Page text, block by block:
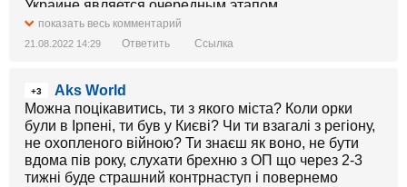
Украине является очередным этапом
реорганизации геополитического пространства
Евразии со стороны Соединенных Штатов, главная
пространства, способного ограничивать военные и
экономические интересы США" - заявил Александр
Дугин на совместной с лидером украинской партии
"Братство" Дмитро Корчинским пресс конференции
в РИА "Новости".
показать весь комментарий
21.08.2022 14:29 Ответить Ссылка
+3
Aks World
Можна поцікавитись, ти з якого міста? Коли орки
були в Ірпені, ти був у Києві? Чи ти взагалі з регіону,
не охопленого війною? Ти знаєш як воно, не бути
вдома пів року, слухати брехню з ОП що через 2-3
тижні буде страшний контрнаступ і повернемо